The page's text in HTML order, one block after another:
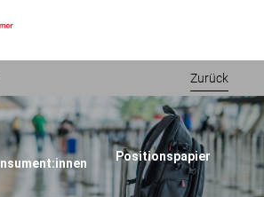
Zurück
Positionspapier
RichtlinieRevision der Pauschalreise-